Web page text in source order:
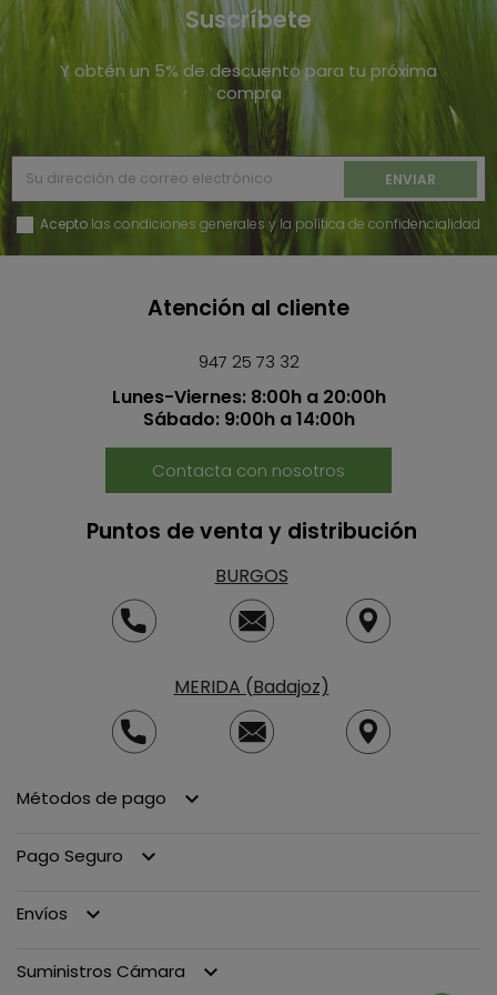
Suscríbete
Y obtén un 5% de descuento para tu próxima
compra
Acepto las condiciones generales y la política de confidencialidad
Atención al cliente
947 25 73 32
Lunes-Viernes: 8:00h a 20:00h
Sábado: 9:00h a 14:00h
Contacta con nosotros
Puntos de venta y distribución
BURGOS
MERIDA (Badajoz)
Métodos de pago keyboard_arrow_down
Pago Seguro keyboard_arrow_down
Envíos keyboard_arrow_down
Suministros Cámara keyboard_arrow_down